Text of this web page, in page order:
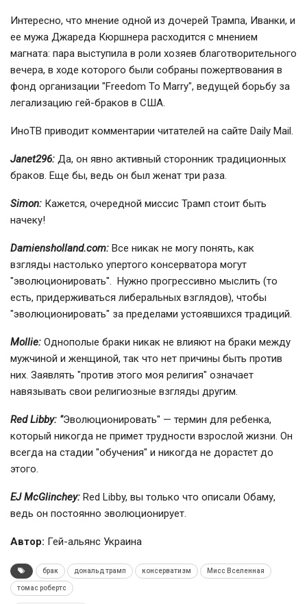
Интересно, что мнение одной из дочерей Трампа, Иванки, и
ее мужа Джареда Кюршнера расходится с мнением
магната: пара выступила в роли хозяев благотворительного
вечера, в ходе которого были собраны пожертвования в
фонд организации "Freedom To Marry", ведущей борьбу за
легализацию гей-браков в США.
ИноТВ приводит комментарии читателей на сайте Daily Mail.
Janet296: Да, он явно активный сторонник традиционных
браков. Еще бы, ведь он был женат три раза.
Simon: Кажется, очередной миссис Трамп стоит быть
начеку!
Damiensholland.com: Все никак не могу понять, как
взгляды настолько упертого консерватора могут
"эволюционировать". Нужно прогрессивно мыслить (то
есть, придерживаться либеральных взглядов), чтобы
"эволюционировать" за пределами устоявшихся традиций.
Mollie: Однополые браки никак не влияют на браки между
мужчиной и женщиной, так что нет причины быть против
них. Заявлять "против этого моя религия" означает
навязывать свои религиозные взгляды другим.
Red Libby: "Эволюционировать" — термин для ребенка,
который никогда не примет трудности взрослой жизни. Он
всегда на стадии "обучения" и никогда не дорастет до
этого.
EJ McGlinchey: Red Libby, вы только что описали Обаму,
ведь он постоянно эволюционирует.
Автор: Гей-альянс Украина
брак дональд трамп консерватизм Мисс Вселенная
томас робертс